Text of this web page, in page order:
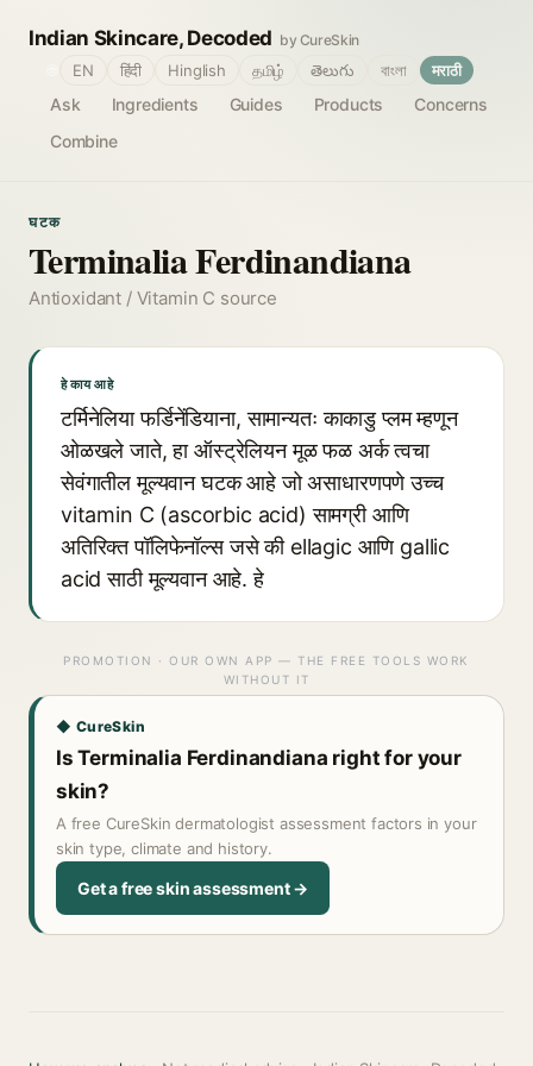
Indian Skincare, Decoded by CureSkin
Ask Ingredients Guides Products
Concerns
Combine
EN हिंदी Hinglish தமிழ் తెలుగు বাংলা मराठी
घटक
Terminalia Ferdinandiana
Antioxidant / Vitamin C source
हे काय आहे
टर्मिनेलिया फर्डिनेंडियाना, सामान्यतः काकाडु प्लम म्हणून
ओळखले जाते, हा ऑस्ट्रेलियन मूळ फळ अर्क त्वचा
सेवंगातील मूल्यवान घटक आहे जो असाधारणपणे उच्च
vitamin C (ascorbic acid) सामग्री आणि
अतिरिक्त पॉलिफेनॉल्स जसे की ellagic आणि gallic
acid साठी मूल्यवान आहे. हे
PROMOTION · OUR OWN APP — THE FREE TOOLS WORK
WITHOUT IT
◆ CureSkin
Is Terminalia Ferdinandiana right for your
skin?
A free CureSkin dermatologist assessment factors in your
skin type, climate and history.
Get a free skin assessment →